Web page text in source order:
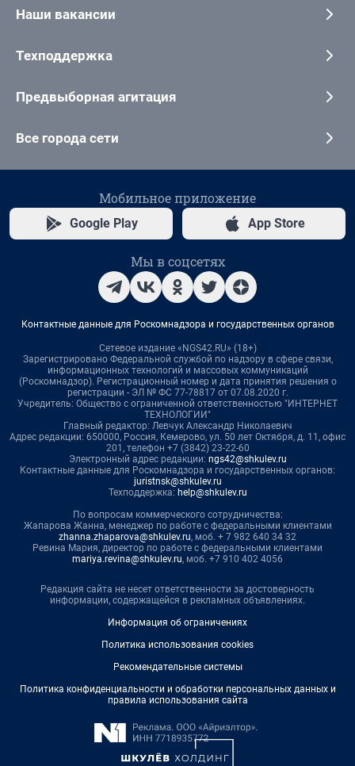
Наши вакансии
Техподдержка
Предвыборная агитация
Все города сети
Мобильное приложение
Google Play App Store
Мы в соцсетях
Контактные данные для Роскомнадзора и государственных органов
Сетевое издание «NGS42.RU» (18+)
Зарегистрировано Федеральной службой по надзору в сфере связи,
информационных технологий и массовых коммуникаций
(Роскомнадзор). Регистрационный номер и дата принятия решения о
регистрации - ЭЛ № ФС 77-78817 от 07.08.2020 г.
Учредитель: Общество с ограниченной ответственностью "ИНТЕРНЕТ
ТЕХНОЛОГИИ"
Главный редактор: Левчук Александр Николаевич
Адрес редакции: 650000, Россия, Кемерово, ул. 50 лет Октября, д. 11, офис
201, телефон +7 (3842) 23-22-60
Электронный адрес редакции: ngs42@shkulev.ru
Контактные данные для Роскомнадзора и государственных органов:
juristnsk@shkulev.ru
Техподдержка: help@shkulev.ru
По вопросам коммерческого сотрудничества:
Жапарова Жанна, менеджер по работе с федеральными клиентами
zhanna.zhaparova@shkulev.ru, моб. + 7 982 640 34 32
Ревина Мария, директор по работе с федеральными клиентами
mariya.revina@shkulev.ru, моб. +7 910 402 4056
Редакция сайта не несет ответственности за достоверность
информации, содержащейся в рекламных объявлениях.
Информация об ограничениях
Политика использования cookies
Рекомендательные системы
Политика конфиденциальности и обработки персональных данных и
правила использования сайта